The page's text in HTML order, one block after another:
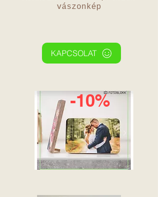
vászonkép
KAPCSOLAT
-10%